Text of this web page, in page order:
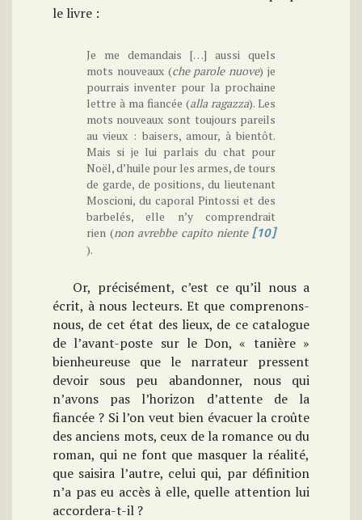
le livre :
Je me demandais […] aussi quels
mots nouveaux (che parole nuove) je
pourrais inventer pour la prochaine
lettre à ma fiancée (alla ragazza). Les
mots nouveaux sont toujours pareils
au vieux : baisers, amour, à bientôt.
Mais si je lui parlais du chat pour
Noël, d’huile pour les armes, de tours
de garde, de positions, du lieutenant
Moscioni, du caporal Pintossi et des
barbelés, elle n’y comprendrait
rien (non avrebbe capito niente[10]
).
Or, précisément, c’est ce qu’il nous a
écrit, à nous lecteurs. Et que comprenons-
nous, de cet état des lieux, de ce catalogue
de l’avant-poste sur le Don, « tanière »
bienheureuse que le narrateur pressent
devoir sous peu abandonner, nous qui
n’avons pas l’horizon d’attente de la
fiancée ? Si l’on veut bien évacuer la croûte
des anciens mots, ceux de la romance ou du
roman, qui ne font que masquer la réalité,
que saisira l’autre, celui qui, par définition
n’a pas eu accès à elle, quelle attention lui
accordera-t-il ?